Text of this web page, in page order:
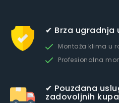
✔ Brza ugradnja
Montaža klima u
Profesionalna
✔ Pouzdana
zadovoljnih